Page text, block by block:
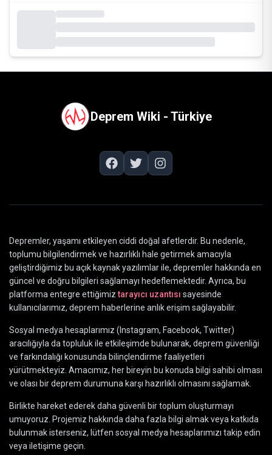
Deprem Wiki - Türkiye
Depremler, yaşamı etkileyen ciddi doğal afetlerdir. Bu nedenle,
toplumu bilgilendirmek ve hazırlıklı hale getirmek amacıyla
geliştirdiğimiz bu açık kaynak yazılımlar ile, depremler hakkında en
güncel ve doğru bilgileri sağlamayı hedeflemektedir. Ayrıca, bu
platforma entegre ettiğimiz tarayıcı uzantısı sayesinde
kullanıcılarımız, deprem haberlerine anlık erişim sağlayabilir.
Sosyal medya hesaplarımız (Instagram, Facebook, Twitter)
aracılığıyla da topluluk ile etkileşimde bulunarak, deprem güvenliği
ve farkındalığı konusunda bilinçlendirme faaliyetleri
yürütmekteyiz. Amacımız, her bireyin bu konuda bilgi sahibi olması
ve olası bir deprem durumuna karşı hazırlıklı olmasını sağlamak.
Birlikte hareket ederek daha güvenli bir toplum oluşturmayı
umuyoruz. Projemiz hakkında daha fazla bilgi almak veya katkıda
bulunmak isterseniz, lütfen sosyal medya hesaplarımızı takip edin
veya iletişime geçin.